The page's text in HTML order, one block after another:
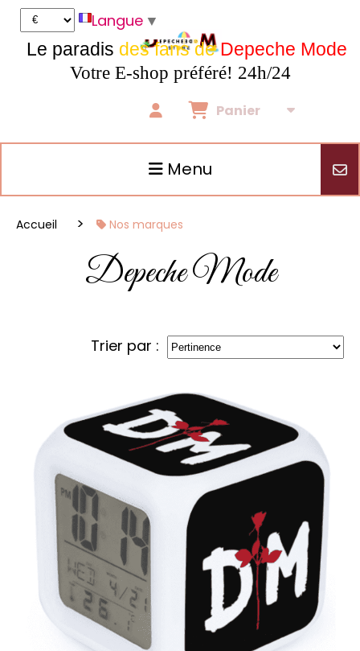
Le paradis des fans deDepeche Mode
Votre E-shop préféré! 24h/24
Panier
Menu
Accueil Nos marques
Depeche Mode
Trier par :
Langue ▼
Panneau de gestion des cookies